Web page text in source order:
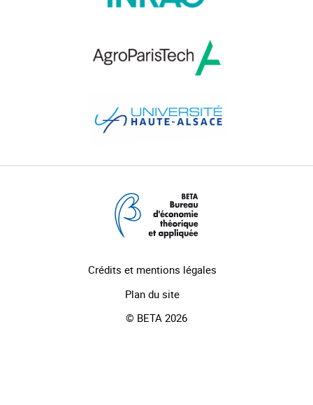
Crédits et mentions légales
Plan du site
© BETA 2026